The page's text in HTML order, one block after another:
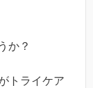
か？
トライケア